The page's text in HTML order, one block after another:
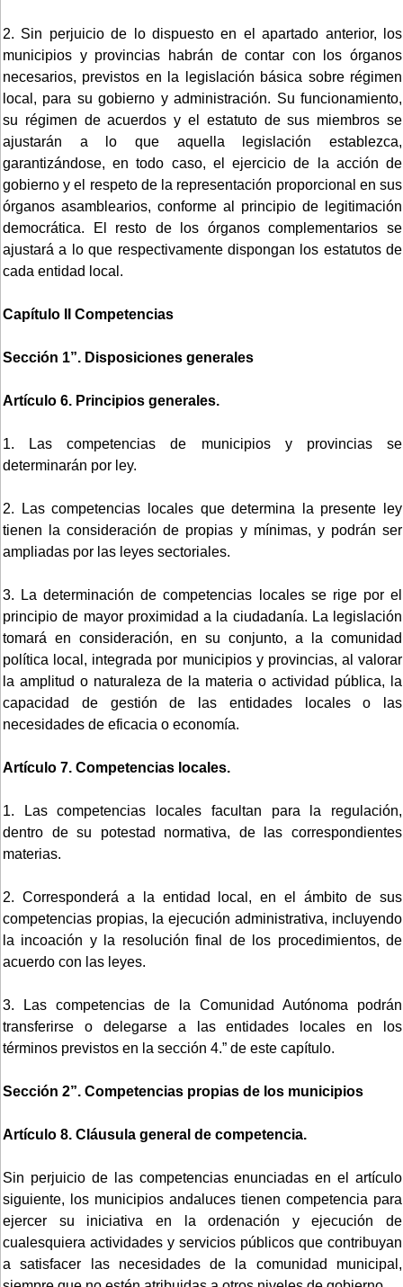
2. Sin perjuicio de lo dispuesto en el apartado anterior, los
municipios y provincias habrán de contar con los órganos
necesarios, previstos en la legislación básica sobre régimen
local, para su gobierno y administración. Su funcionamiento,
su régimen de acuerdos y el estatuto de sus miembros se
ajustarán a lo que aquella legislación establezca,
garantizándose, en todo caso, el ejercicio de la acción de
gobierno y el respeto de la representación proporcional en sus
órganos asamblearios, conforme al principio de legitimación
democrática. El resto de los órganos complementarios se
ajustará a lo que respectivamente dispongan los estatutos de
cada entidad local.
Capítulo II Competencias
Sección 1”. Disposiciones generales
Artículo 6. Principios generales.
1. Las competencias de municipios y provincias se
determinarán por ley.
2. Las competencias locales que determina la presente ley
tienen la consideración de propias y mínimas, y podrán ser
ampliadas por las leyes sectoriales.
3. La determinación de competencias locales se rige por el
principio de mayor proximidad a la ciudadanía. La legislación
tomará en consideración, en su conjunto, a la comunidad
política local, integrada por municipios y provincias, al valorar
la amplitud o naturaleza de la materia o actividad pública, la
capacidad de gestión de las entidades locales o las
necesidades de eficacia o economía.
Artículo 7. Competencias locales.
1. Las competencias locales facultan para la regulación,
dentro de su potestad normativa, de las correspondientes
materias.
2. Corresponderá a la entidad local, en el ámbito de sus
competencias propias, la ejecución administrativa, incluyendo
la incoación y la resolución final de los procedimientos, de
acuerdo con las leyes.
3. Las competencias de la Comunidad Autónoma podrán
transferirse o delegarse a las entidades locales en los
términos previstos en la sección 4.” de este capítulo.
Sección 2”. Competencias propias de los municipios
Artículo 8. Cláusula general de competencia.
Sin perjuicio de las competencias enunciadas en el artículo
siguiente, los municipios andaluces tienen competencia para
ejercer su iniciativa en la ordenación y ejecución de
cualesquiera actividades y servicios públicos que contribuyan
a satisfacer las necesidades de la comunidad municipal,